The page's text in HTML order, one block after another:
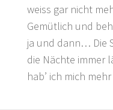
weiss gar nicht
Gemütlich und
ja und dann… Die
die Nächte immer
hab’ ich mich